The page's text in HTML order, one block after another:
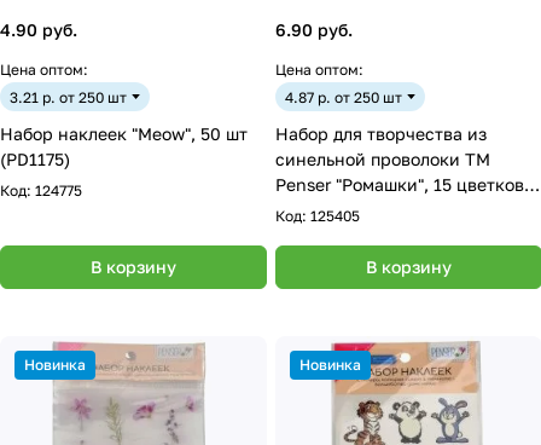
4.90 руб.
Цена оптом:
3.21 р. от 250 шт
Набор наклеек "Meow", 50 шт
(PD1175)
Код: 124775
В корзину
6.90 руб.
Цена оптом:
4.87 р. от 250 шт
Набор для творчества из
синельной проволоки ТМ
Penser "Ромашки", 15 цветков
(PX0632)
Код: 125405
В корзину
Новинка Новинка